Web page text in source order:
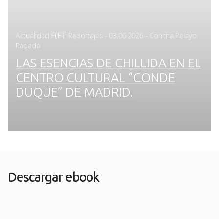
Actualidad FIJET Reportajes - Posted
03.06.2026 - Concha Pelayo
Rapado
LAS ESENCIAS DE CHILLIDA EN EL
CENTRO CULTURAL “CONDE
DUQUE” DE MADRID.
Descargar ebook